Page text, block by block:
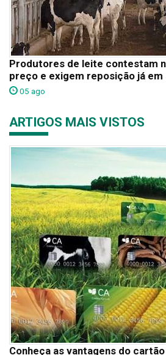
Produtores de leite contestam
preço e exigem reposição já
05 ago
ARTIGOS MAIS VISTOS
Conheça as vantagens do